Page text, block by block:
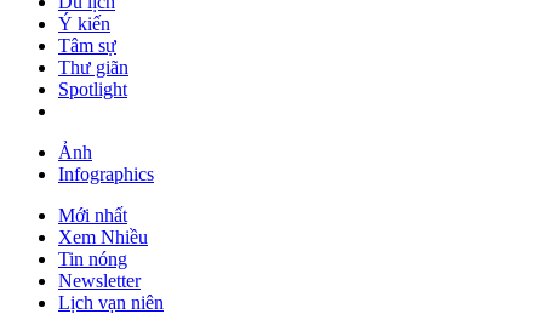
Ý kiến
Tâm sự
Thư giãn
Spotlight
Ảnh
Infographics
Mới nhất
Xem Nhiều
Tin nóng
Newsletter
Lịch vạn niên